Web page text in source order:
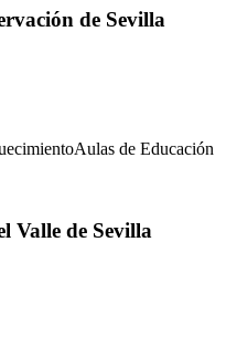
de Sevilla
Aulas de Educación
Valle de Sevilla